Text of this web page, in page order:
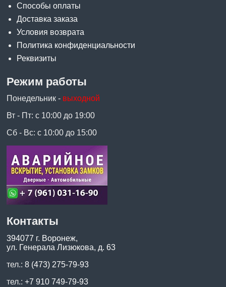
Способы оплаты
Доставка заказа
Условия возврата
Политика конфиденциальности
Реквизиты
Режим работы
Понедельник - выходной
Вт - Пт: с 10:00 до 19:00
Сб - Вс: с 10:00 до 15:00
Контакты
394077 г. Воронеж,
ул. Генерала Лизюкова, д. 63
тел.:8 (473) 275-79-93
тел.:+7 910 749-79-93